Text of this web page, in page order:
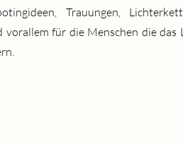
Trauungen,
vorallem für die Menschen die das